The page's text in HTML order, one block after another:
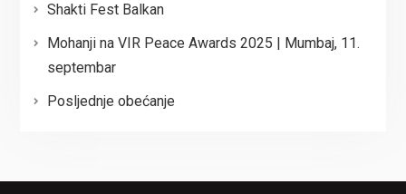
Shakti Fest Balkan
Mohanji na VIR Peace Awards 2025 | Mumbaj, 11.
septembar
Posljednje obećanje